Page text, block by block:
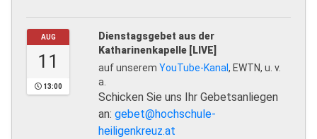
AUG
11
13:00
Dienstagsgebet aus der
Katharinenkapelle [LIVE]
auf unserem YouTube-Kanal, EWTN, u. v.
a.
Schicken Sie uns Ihr Gebetsanliegen
an: gebet@hochschule-
heiligenkreuz.at